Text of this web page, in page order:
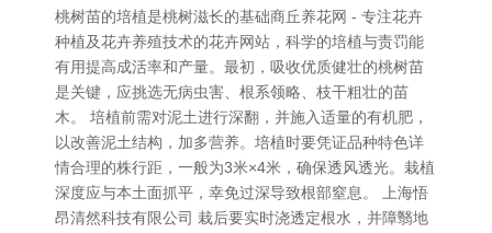
桃树苗的培植是桃树滋长的基础商丘养花网 - 专注花卉
种植及花卉养殖技术的花卉网站，科学的培植与责罚能
有用提高成活率和产量。最初，吸收优质健壮的桃树苗
是关键，应挑选无病虫害、根系领略、枝干粗壮的苗
木。 培植前需对泥土进行深翻，并施入适量的有机肥，
以改善泥土结构，加多营养。培植时要凭证品种特色详
情合理的株行距，一般为3米×4米，确保透风透光。栽植
深度应与本土面抓平，幸免过深导致根部窒息。 上海悟
昂清然科技有限公司 栽后要实时浇透定根水，并障翳地